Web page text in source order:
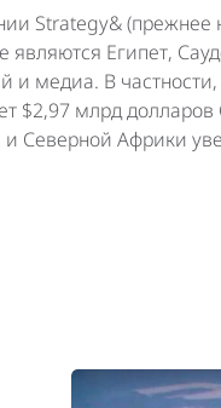
Strategy& (прежнее
являются Египет,
и медиа. В
$2,97 млрд
Северной Африки